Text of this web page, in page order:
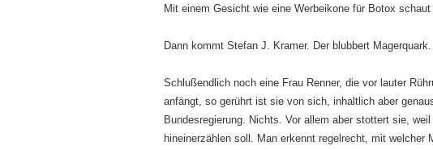
Mit einem Gesicht wie eine Werbeikone für Botox
Dann kommt Stefan J. Kramer. Der blubbert Magerquark.
Schlußendlich noch eine Frau Renner, die vor lauter
anfängt, so gerührt ist sie von sich, inhaltlich aber
Bundesregierung. Nichts. Vor allem aber stottert sie,
hineinerzählen soll. Man erkennt regelrecht, mit welcher